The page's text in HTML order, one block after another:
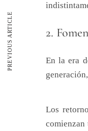
2.
En la era
Los
PREVIOUS ARTICLE